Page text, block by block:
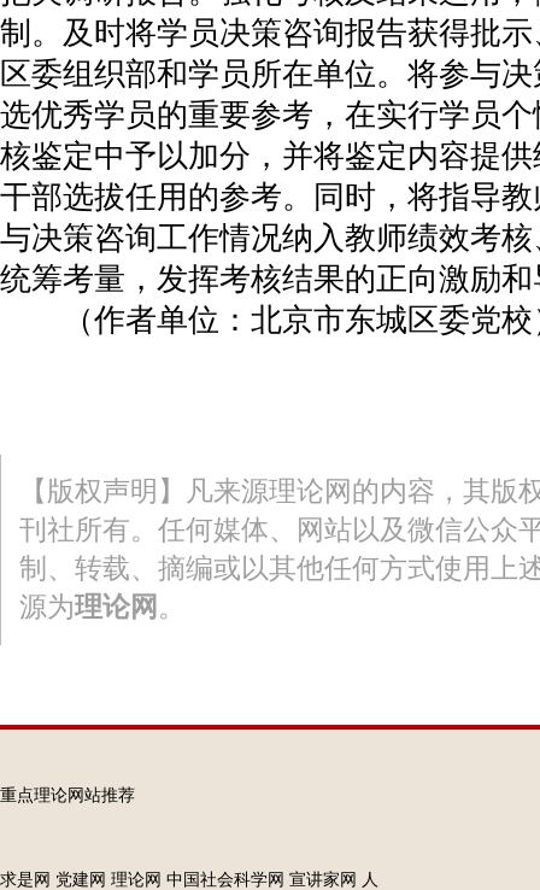
制。及时将学员决策咨询报告获得批
区委组织部和学员所在单位。将参与
选优秀学员的重要参考，在实行学员
核鉴定中予以加分，并将鉴定内容提
干部选拔任用的参考。同时，将指导
与决策咨询工作情况纳入教师绩效考
统筹考量，发挥考核结果的正向激励
（作者单位：北京市东城区委党
【版权声明】凡来源理论网的内容，其版
刊社所有。任何媒体、网站以及微信公众
制、转载、摘编或以其他任何方式使用上
源为理论网 。
重点理论网站推荐
求是网 党建网 理论网 中国社会科学网 宣讲家网 人